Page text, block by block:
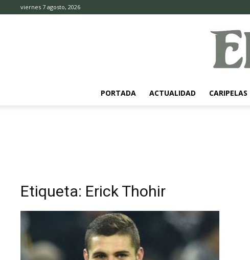
viernes 7 agosto, 2026
PORTADA ACTUALIDAD CARIPELAS
Etiqueta: Erick Thohir